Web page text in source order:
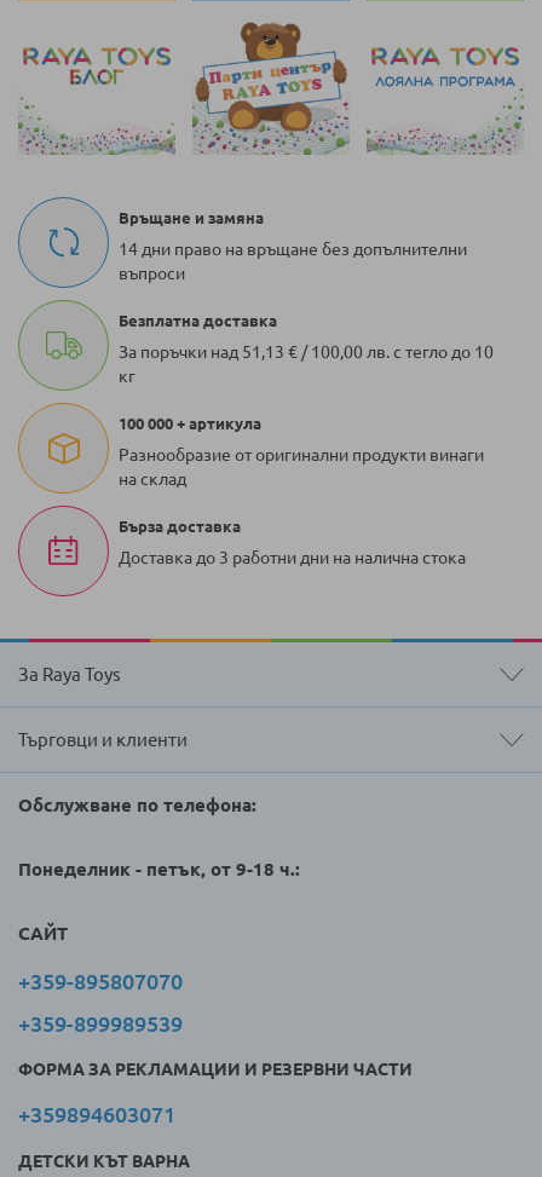
Връщане и замяна
14 дни право на връщане без допълнителни
въпроси
Безплатна доставка
За поръчки над 51,13 € / 100,00 лв. с тегло до 10
кг
100 000 + артикула
Разнообразие от оригинални продукти винаги
на склад
Бърза доставка
Доставка до 3 работни дни на налична стока
За Raya Toys
Търговци и клиенти
Обслужване по телефона:
Понеделник - петък, от 9-18 ч.:
САЙТ
+359-895807070
+359-899989539
ФОРМА ЗА РЕКЛАМАЦИИ И РЕЗЕРВНИ ЧАСТИ
+359894603071
ДЕТСКИ КЪТ ВАРНА